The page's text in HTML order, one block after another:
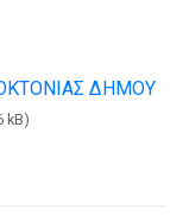
ΔΗΜΟΥ
kB)